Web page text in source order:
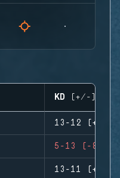
KD (+/-)
13-12 (+1)
5-13 (-8)
13-11 (+2)